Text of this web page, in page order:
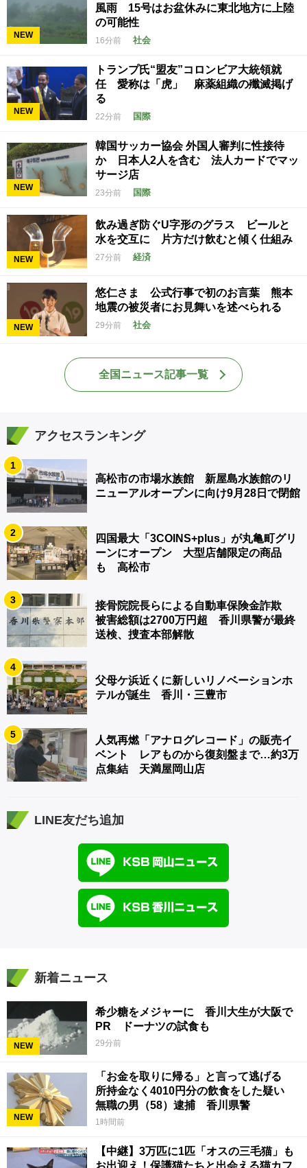
NEW
風雨 15号はお盆休みに東北地方に上陸
の可能性
16分前 社会
NEW
トランプ氏“盟友”コロンビア大統領就
任 愛称は「虎」 麻薬組織の殲滅掲げ
る
22分前 国際
NEW
韓国サッカー協会 外国人審判に性接待
か 日本人2人を含む 法人カードでマッ
サージ店
23分前 国際
NEW
飲み過ぎ防ぐU字形のグラス ビールと
水を交互に 片方だけ飲むと傾く仕組み
27分前 経済
NEW
悠仁さま 公式行事で初のお言葉 熊本
地震の被災者にお見舞いを述べられる
29分前 社会
全国ニュース記事一覧
アクセスランキング
1
高松市の市場水族館 新屋島水族館のリ
ニューアルオープンに向け9月28日で閉館
2
四国最大「3COINS+plus」が丸亀町グリ
ーンにオープン 大型店舗限定の商品
も 高松市
3
接骨院院長らによる自動車保険金詐欺
被害総額は2700万円超 香川県警が最終
送検、捜査本部解散
4
父母ケ浜近くに新しいリノベーションホ
テルが誕生 香川・三豊市
5
人気再燃「アナログレコード」の販売イ
ベント レアものから復刻盤まで…約3万
点集結 天満屋岡山店
LINE友だち追加
新着ニュース
NEW
希少糖をメジャーに 香川大生が大阪で
PR ドーナツの試食も
29分前
NEW
「お金を取りに帰る」と言って逃げる
所持金なく4010円分の飲食をした疑い
無職の男（58）逮捕 香川県警
1時間前
【中継】3万匹に1匹「オスの三毛猫」も
お出迎え！保護猫たちと出会える猫カフ